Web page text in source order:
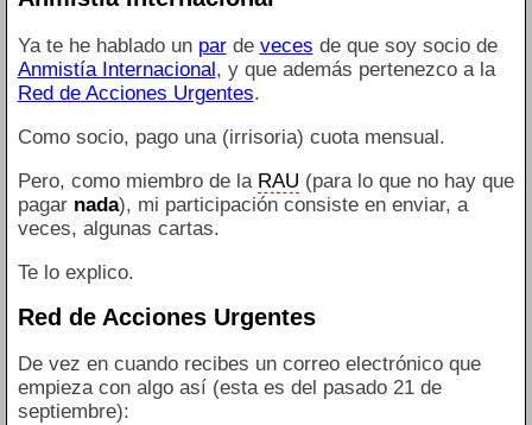
Ya te he hablado un parde veces de que soy socio de
Anmistía Internacional, y que además pertenezco a la
Red de Acciones Urgentes.
Como socio, pago una (irrisoria) cuota mensual.
Pero, como miembro de la RAU (para lo que no hay que
pagar nada), mi participación consiste en enviar, a
veces, algunas cartas.
Te lo explico.
Red de Acciones Urgentes
De vez en cuando recibes un correo electrónico que
empieza con algo así (esta es del pasado 21 de
septiembre):